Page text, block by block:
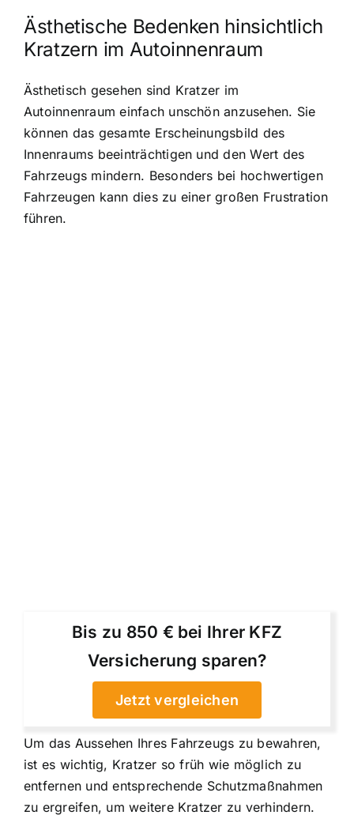
Ästhetische Bedenken hinsichtlich
Kratzern im Autoinnenraum
Ästhetisch gesehen sind Kratzer im
Autoinnenraum einfach unschön anzusehen. Sie
können das gesamte Erscheinungsbild des
Innenraums beeinträchtigen und den Wert des
Fahrzeugs mindern. Besonders bei hochwertigen
Fahrzeugen kann dies zu einer großen Frustration
führen.
Bis zu 850 € bei Ihrer KFZ
Versicherung sparen?
Jetzt vergleichen
Um das Aussehen Ihres Fahrzeugs zu bewahren,
ist es wichtig, Kratzer so früh wie möglich zu
entfernen und entsprechende Schutzmaßnahmen
zu ergreifen, um weitere Kratzer zu verhindern.